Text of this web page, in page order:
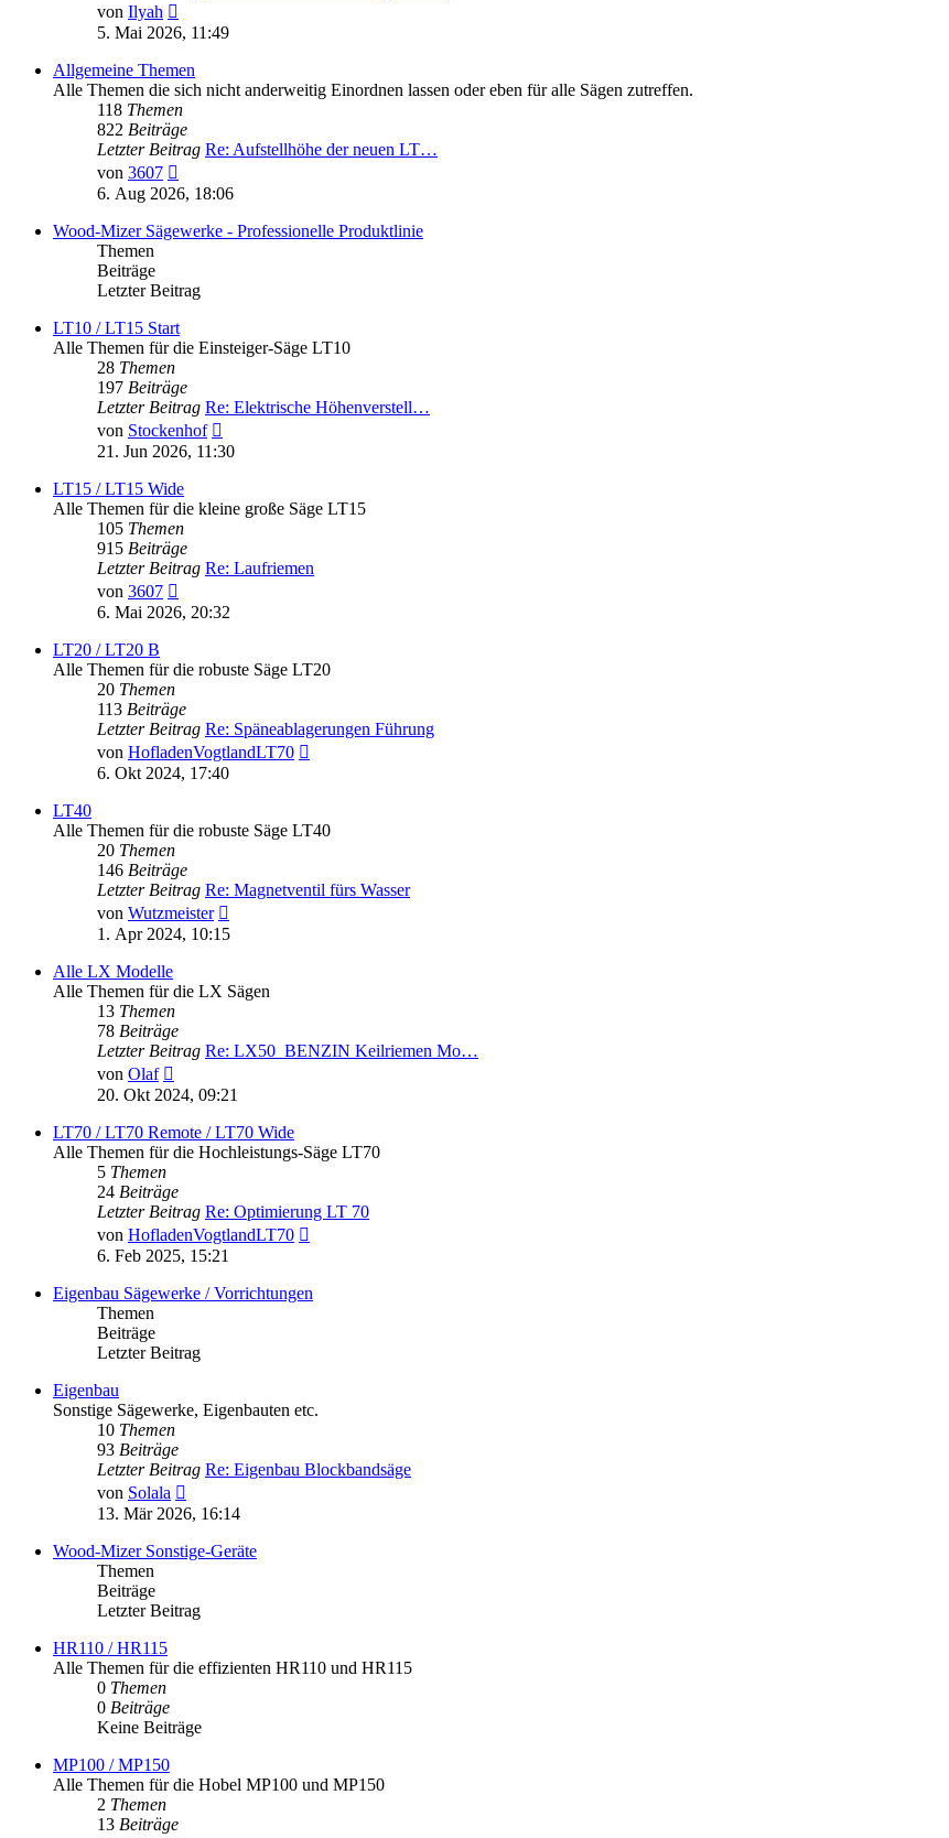
von Ilyah
Beitrag
5. Mai 2026, 11:49
Allgemeine Themen
Alle Themen die sich nicht anderweitig Einordnen lassen oder eben für alle Sägen zutreffen.
118 Themen
822 Beiträge
Letzter Beitrag Re: Aufstellhöhe der neuen LT…
von 3607
Beitrag
6. Aug 2026, 18:06
Wood-Mizer Sägewerke - Professionelle Produktlinie
Themen
Beiträge
Letzter Beitrag
LT10 / LT15 Start
Alle Themen für die Einsteiger-Säge LT10
28 Themen
197 Beiträge
Letzter Beitrag Re: Elektrische Höhenverstell…
von Stockenhof
Beitrag
21. Jun 2026, 11:30
LT15 / LT15 Wide
Alle Themen für die kleine große Säge LT15
105 Themen
915 Beiträge
Letzter Beitrag Re: Laufriemen
von 3607
Beitrag
6. Mai 2026, 20:32
LT20 / LT20 B
Alle Themen für die robuste Säge LT20
20 Themen
113 Beiträge
Letzter Beitrag Re: Späneablagerungen Führung
von HofladenVogtlandLT70
6. Okt 2024, 17:40
LT40
Alle Themen für die robuste Säge LT40
20 Themen
146 Beiträge
Letzter Beitrag Re: Magnetventil fürs Wasser
von Wutzmeister
Beitrag
1. Apr 2024, 10:15
Alle LX Modelle
Alle Themen für die LX Sägen
13 Themen
78 Beiträge
Letzter Beitrag Re: LX50_BENZIN Keilriemen Mo…
von Olaf
Beitrag
20. Okt 2024, 09:21
LT70 / LT70 Remote / LT70 Wide
Alle Themen für die Hochleistungs-Säge LT70
5 Themen
24 Beiträge
Letzter Beitrag Re: Optimierung LT 70
von HofladenVogtlandLT70
6. Feb 2025, 15:21
Eigenbau Sägewerke / Vorrichtungen
Themen
Beiträge
Letzter Beitrag
Eigenbau
Sonstige Sägewerke, Eigenbauten etc.
10 Themen
93 Beiträge
Letzter Beitrag Re: Eigenbau Blockbandsäge
von Solala
Beitrag
13. Mär 2026, 16:14
Wood-Mizer Sonstige-Geräte
Themen
Beiträge
Letzter Beitrag
HR110 / HR115
Alle Themen für die effizienten HR110 und HR115
0 Themen
0 Beiträge
Keine Beiträge
MP100 / MP150
Alle Themen für die Hobel MP100 und MP150
2 Themen
13 Beiträge